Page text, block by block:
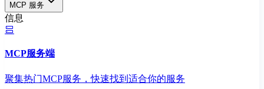
MCP 服务
信息
MCP服务端
聚集热门MCP服务，快速找到适合你的服务